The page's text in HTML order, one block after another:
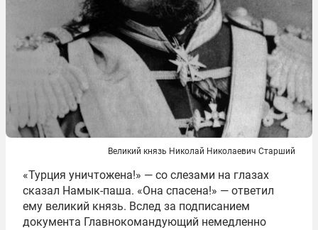
Великий князь Николай Николаевич Старший
«Турция уничтожена!» — со слезами на глазах
сказал Намык-паша. «Она спасена!» — ответил
ему великий князь. Вслед за подписанием
документа Главнокомандующий немедленно